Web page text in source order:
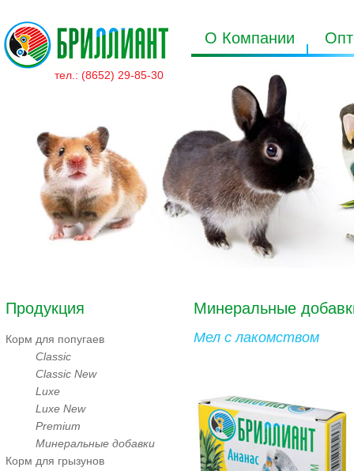
О Компании
тел.: (8652) 29-85-30
Продукция
Корм для попугаев
Classic
Classic New
Luxe
Luxe New
Premium
Минеральные добавки
Корм для грызунов
Минеральные
Мел с лакомством